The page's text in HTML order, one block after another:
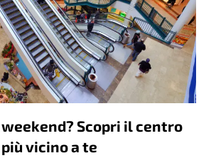
Scopri il centro
vicino a te